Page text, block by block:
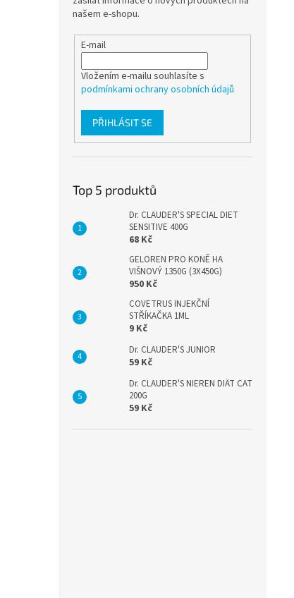
našem e-shopu.
E-mail
Vložením e-mailu souhlasíte s
podmínkami ochrany osobních údajů
PŘIHLÁSIT SE
Top 5 produktů
Dr. CLAUDER'S SPECIAL DIET
SENSITIVE 400G
68 Kč
GELOREN PRO KONĚ HA
VIŠNOVÝ 1350G (3X450G)
950 Kč
COVETRUS INJEKČNÍ
STŘÍKAČKA 1ML
9 Kč
Dr. CLAUDER'S JUNIOR
59 Kč
Dr. CLAUDER'S NIEREN DIÄT CAT
200G
59 Kč